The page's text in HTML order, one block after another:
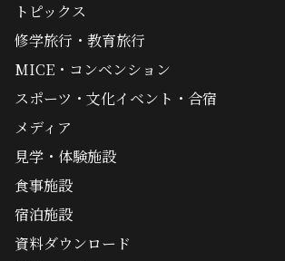
トピックス
修学旅行・教育旅行
MICE・コンベンション
スポーツ・文化イベント・合宿
メディア
見学・体験施設
食事施設
宿泊施設
資料ダウンロード